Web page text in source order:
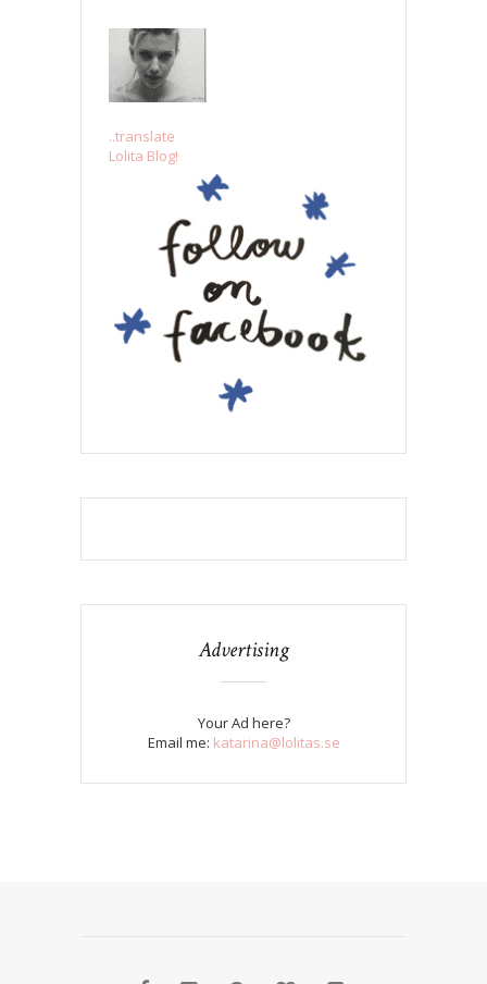
..translate
Lolita Blog!
Advertising
Your Ad here?
Email me: katarina@lolitas.se